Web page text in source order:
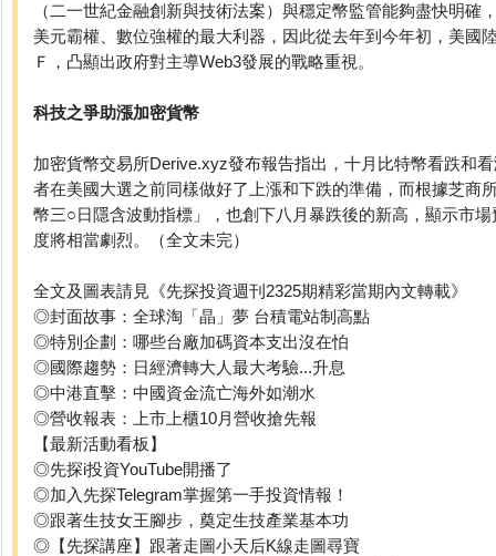
（二一世紀金融創新與技術法案）與穩定幣監管能夠盡快明確
美元霸權、數位強權的最大利器，因此從去年到今年初，美國
Ｆ，凸顯出政府對主導Web3發展的戰略重視。
科技之爭助漲加密貨幣
加密貨幣交易所Derive.xyz發布報告指出，十月比特幣看跌和
者在美國大選之前同樣做好了上漲和下跌的準備，而根據芝商
幣三○日隱含波動指標」，也創下八月暴跌後的新高，顯示市
度將相當劇烈。（全文未完）
全文及圖表請見《先探投資週刊2325期精彩當期內文轉載》
◎封面故事：全球淘「晶」夢 台積電站制高點
◎特別企劃：哪些台廠加碼資本支出沒在怕
◎國際趨勢：日經濟轉大人最大考驗...升息
◎中港直擊：中國資金流亡海外如潮水
◎營收報表：上市上櫃10月營收搶先報
【最新活動看板】
◎先探i投資YouTube開播了
◎加入先探Telegram掌握第一手投資情報！
◎跟著生技女王腳步，奠定生技產業基本功
◎【先探講座】跟著走圖小天后K線走圖尋寶